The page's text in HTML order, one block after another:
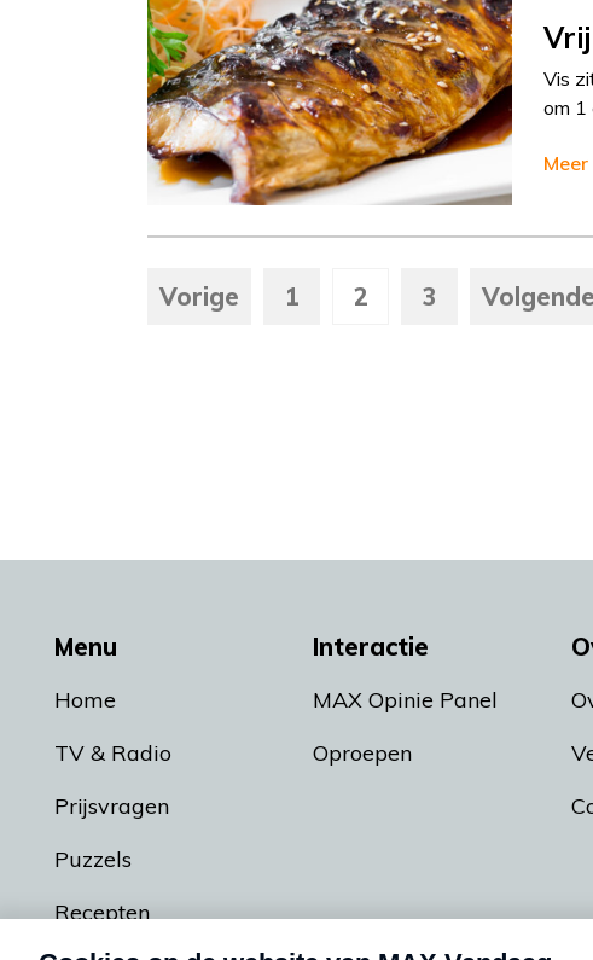
Vis
om 1
Meer
Vorige 1 2 3 Volgende
Menu
Home
TV & Radio
Prijsvragen
Puzzels
Recepten
Interactie
MAX Opinie Panel
Oproepen